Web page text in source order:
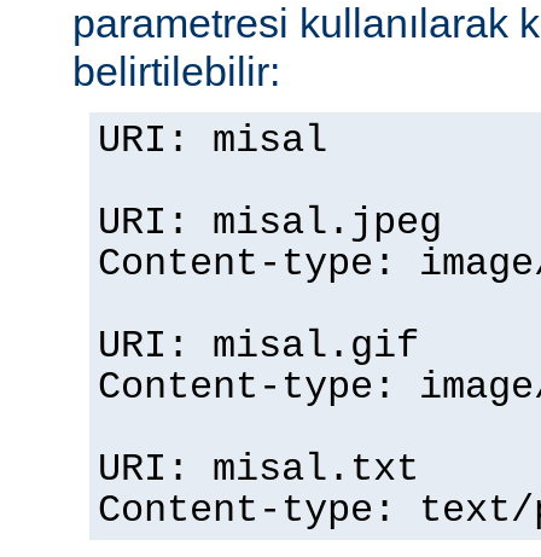
parametresi kullanılarak
belirtilebilir:
URI: misal
URI: misal.jpeg
Content-type:
URI: misal.gif
Content-type:
URI: misal.txt
Content-type: